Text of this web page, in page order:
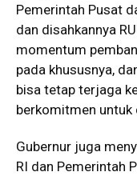
Pemerintah Pusat
dan disahkannya
momentum
pada khususnya,
bisa tetap terjaga
berkomitmen untuk
Gubernur juga
RI dan Pemerintah